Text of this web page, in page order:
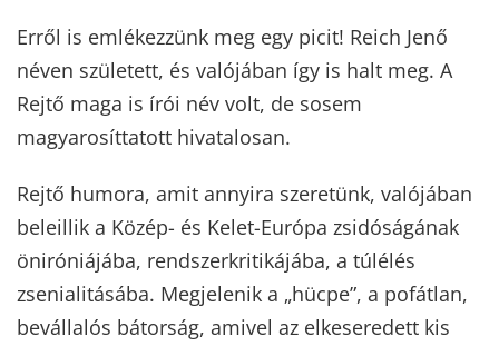
Erről is emlékezzünk meg egy picit! Reich Jenő
néven született, és valójában így is halt meg. A
Rejtő maga is írói név volt, de sosem
magyarosíttatott hivatalosan.
Rejtő humora, amit annyira szeretünk, valójában
beleillik a Közép- és Kelet-Európa zsidóságának
öniróniájába, rendszerkritikájába, a túlélés
zsenialitásába. Megjelenik a „hücpe”, a pofátlan,
bevállalós bátorság, amivel az elkeseredett kis